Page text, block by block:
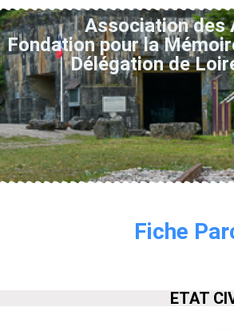
Association des
Fondation pour la
Délégation de
Fiche
ETAT